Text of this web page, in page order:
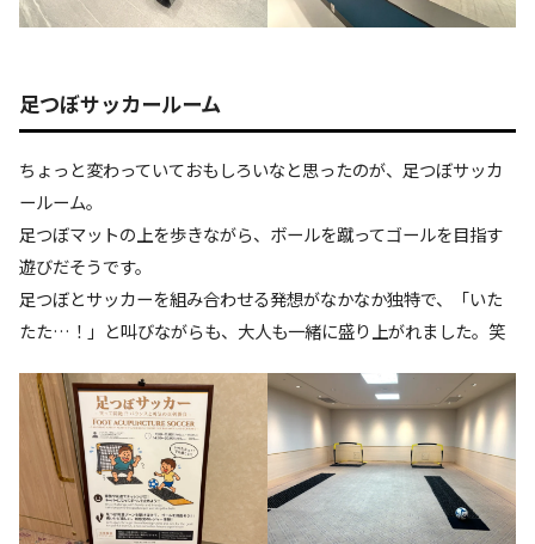
足つぼサッカールーム
ちょっと変わっていておもしろいなと思ったのが、足つぼサッカ
ールーム。
足つぼマットの上を歩きながら、ボールを蹴ってゴールを目指す
遊びだそうです。
足つぼとサッカーを組み合わせる発想がなかなか独特で、「いた
たた…！」と叫びながらも、大人も一緒に盛り上がれました。笑